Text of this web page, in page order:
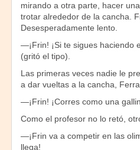
mirando a otra parte, hacer
trotar alrededor de la cancha.
Desesperadamente lento.
—¡Frin! ¡Si te sigues haciendo
(gritó el tipo).
Las primeras veces nadie le
a dar vueltas a la cancha,
—¡Frin! ¡Corres como una
Como el profesor no lo retó,
—¡Frin va a competir en las
llega!